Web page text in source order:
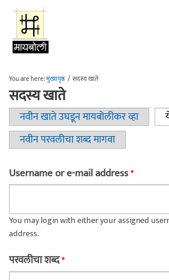
Skip to main content
You are here:मुख्यपृष्ठ / सदस्य खाते
सदस्य खाते
Primary tabs
नवीन खाते उघडून मायबोलीकर व्हा
नवीन परवलीचा शब्द मागवा
Username or e-mail address*
You may login with either your assigned
address.
परवलीचा शब्द*